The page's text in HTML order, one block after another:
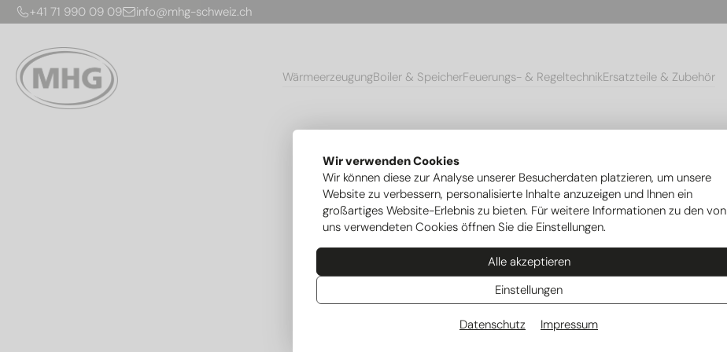
Wir verwenden Cookies
Wir können diese zur Analyse unserer Besucherdaten platzieren, um unsere
Website zu verbessern, personalisierte Inhalte anzuzeigen und Ihnen ein
großartiges Website-Erlebnis zu bieten. Für weitere Informationen zu den von
uns verwendeten Cookies öffnen Sie die Einstellungen.
Alle akzeptieren
Einstellungen
Datenschutz Impressum
+41 71 990 09 09 info@mhg-schweiz.ch
WärmeerzeugungBoiler & SpeicherFeuerungs- & RegeltechnikErsatzteile & Zubehör